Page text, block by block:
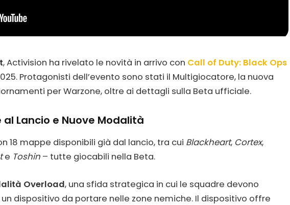
, Activision ha rivelato le novità in arrivo con Call of Duty: Black Ops
Protagonisti dell’evento sono stati il Multigiocatore, la nuova
per Warzone, oltre ai dettagli sulla Beta ufficiale.
al Lancio e Nuove Modalità
18 mappe disponibili già dal lancio, tra cui Blackheart, Cortex,
e Toshin – tutte giocabili nella Beta.
Overload, una sfida strategica in cui le squadre devono
dispositivo da portare nelle zone nemiche. Il dispositivo offre